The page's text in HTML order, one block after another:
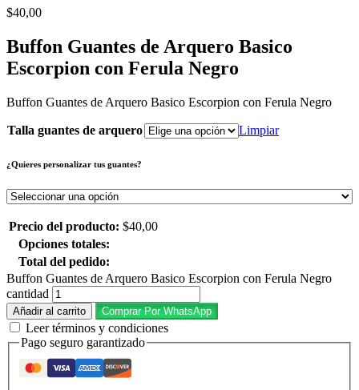
$40,00
Buffon Guantes de Arquero Basico
Escorpion con Ferula Negro
Buffon Guantes de Arquero Basico Escorpion con Ferula Negro
Talla guantes de arquero Limpiar
¿Quieres personalizar tus guantes?
Precio del producto: $40,00
Opciones totales:
Total del pedido:
Buffon Guantes de Arquero Basico Escorpion con Ferula Negro
cantidad
Añadir al carrito Comprar Por WhatsApp
Leer términos y condiciones
Pago seguro garantizado